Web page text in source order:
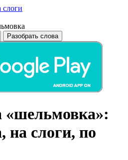
слоги
Разобрать слова
«шельмовка»:
на слоги, по